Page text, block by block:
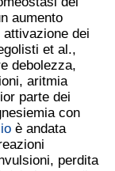
aumento
attivazione dei
et al.,
debolezza,
aritmia
parte dei
con
è andata
perdita